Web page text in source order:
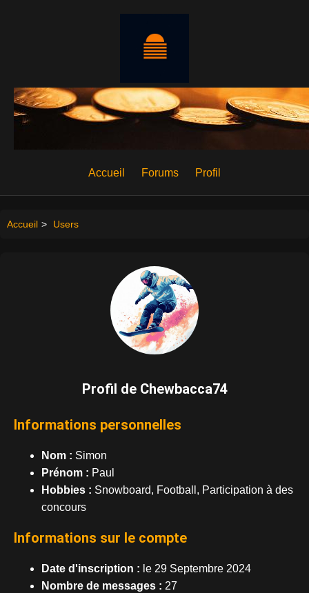
Accueil Forums Profil
Accueil > Users
Profil de Chewbacca74
Informations personnelles
Nom : Simon
Prénom : Paul
Hobbies : Snowboard, Football, Participation à des
concours
Informations sur le compte
Date d'inscription : le 29 Septembre 2024
Nombre de messages : 27